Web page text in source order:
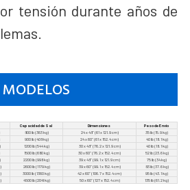
tensión durante años de
MODELOS
Capacidad de Sal Dimensiones
Peso de Envío
800 lb (363 kg) 24 x 48” (61 x 121.9 cm)
35 lb (15.9 kg)
900 lb (408 kg) 24 x 60” (61 x 152.4 cm)
40 lb (18.1 kg)
1200 lb (544 kg) 30 x 48” (76.2 x 121.9 cm)
40 lb (18.1 kg)
1500 lb (680 kg) 30 x 60” (76.2 x 152.4 cm)
52 lb (23.6 kg)
2200 lb (998 kg) 39 x 48” (99.1 x 121.9 cm)
75 lb (34 kg)
2600 lb (1179 kg) 39 x 60” (99.1 x 152.4 cm)
83 lb (37.6 kg)
3000 lb (1360 kg) 42 x 60” (106.7 x 152.4 cm)
95 lb (43.1 kg)
4500 lb (2041 kg) 50 x 60” (127 x 152.4 cm) 135 lb (61.2 kg)